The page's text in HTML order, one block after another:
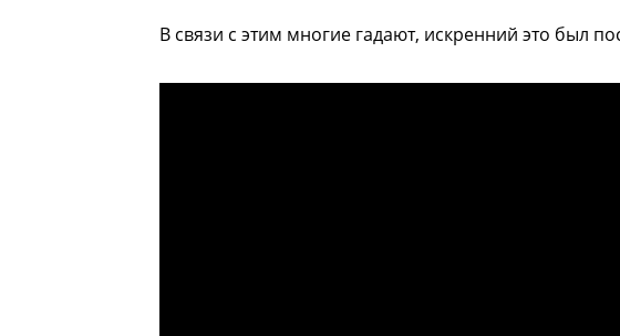
В связи с этим многие гадают, искренний это был